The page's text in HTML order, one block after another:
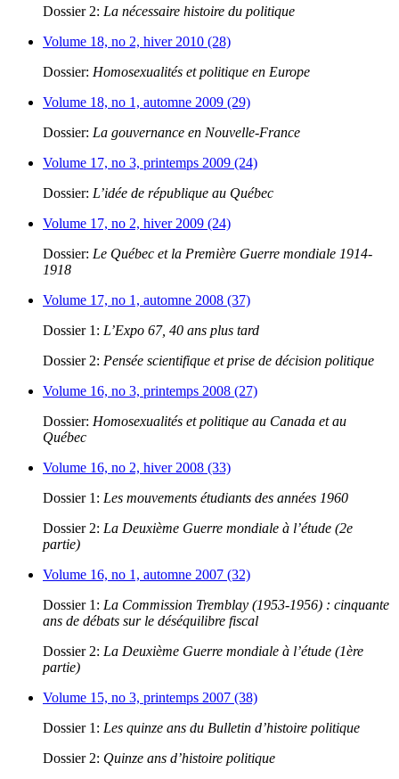
Dossier 2: La nécessaire histoire du politique
Volume 18, no 2, hiver 2010 (28)
Dossier: Homosexualités et politique en Europe
Volume 18, no 1, automne 2009 (29)
Dossier: La gouvernance en Nouvelle-France
Volume 17, no 3, printemps 2009 (24)
Dossier: L’idée de république au Québec
Volume 17, no 2, hiver 2009 (24)
Dossier: Le Québec et la Première Guerre mondiale 1914-
1918
Volume 17, no 1, automne 2008 (37)
Dossier 1: L’Expo 67, 40 ans plus tard
Dossier 2: Pensée scientifique et prise de décision politique
Volume 16, no 3, printemps 2008 (27)
Dossier: Homosexualités et politique au Canada et au
Québec
Volume 16, no 2, hiver 2008 (33)
Dossier 1: Les mouvements étudiants des années 1960
Dossier 2: La Deuxième Guerre mondiale à l’étude (2e
partie)
Volume 16, no 1, automne 2007 (32)
Dossier 1: La Commission Tremblay (1953-1956) : cinquante
ans de débats sur le déséquilibre fiscal
Dossier 2: La Deuxième Guerre mondiale à l’étude (1ère
partie)
Volume 15, no 3, printemps 2007 (38)
Dossier 1: Les quinze ans du Bulletin d’histoire politique
Dossier 2: Quinze ans d’histoire politique